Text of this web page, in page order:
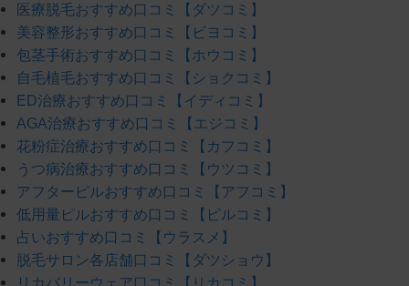
医療脱毛おすすめ口コミ【ダツコミ】
美容整形おすすめ口コミ【ビヨコミ】
包茎手術おすすめ口コミ【ホウコミ】
自毛植毛おすすめ口コミ【ショクコミ】
ED治療おすすめ口コミ【イディコミ】
AGA治療おすすめ口コミ【エジコミ】
花粉症治療おすすめ口コミ【カフコミ】
うつ病治療おすすめ口コミ【ウツコミ】
アフターピルおすすめ口コミ【アフコミ】
低用量ピルおすすめ口コミ【ピルコミ】
占いおすすめ口コミ【ウラスメ】
脱毛サロン各店舗口コミ【ダツショウ】
リカバリーウェア口コミ【リカコミ】